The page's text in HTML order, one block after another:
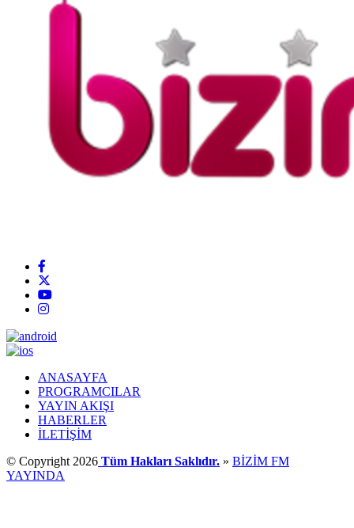
ANASAYFA
PROGRAMCILAR
YAYIN AKIŞI
HABERLER
İLETİŞİM
© Copyright 2026 Tüm Hakları Saklıdır. » BİZİM FM
YAYINDA